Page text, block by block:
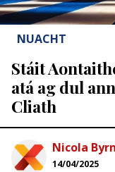
NUACHT
Stáit
atá ag dul
Cliath
Nicola
14/04/2025